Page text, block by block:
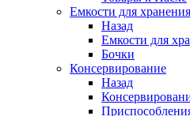
Емкости для хранения
Назад
Емкости для
Бочки
Консервирование
Назад